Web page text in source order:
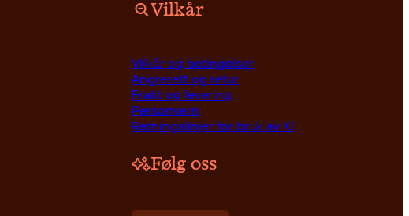
Vilkår
Vilkår og betingelser
Angrerett og retur
Frakt og levering
Personvern
Retningslinjer for bruk av KI
Følg oss